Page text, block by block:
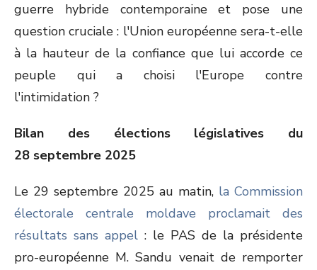
guerre hybride contemporaine et pose une
question cruciale : l'Union européenne sera-t-elle
à la hauteur de la confiance que lui accorde ce
peuple qui a choisi l'Europe contre
l'intimidation ?
Bilan des élections législatives du
28 septembre 2025
Le 29 septembre 2025 au matin, la Commission
électorale centrale moldave proclamait des
résultats sans appel : le PAS de la présidente
pro-européenne M. Sandu venait de remporter